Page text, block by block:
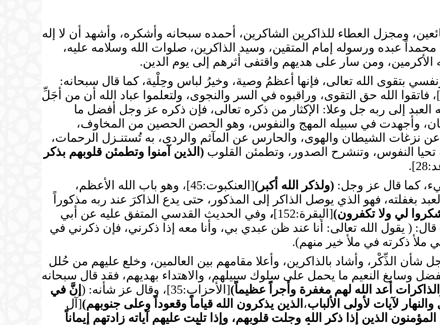
ومجزل العطاء للذاكرين الشاكرين، أحمده سبحانه وأشكره، وأشهد أن لا إله
محمداً عبده ورسوله إمام المتقين، وسيد الذاكرين، صلوات الله وسلامه عليه،
الأكرمين، ومن سار على هديهم واقتفى أثرهم إلى يوم الدين.
بتقوى الله تعالى، فإنها أعظمُ وصية، وخيرُ لباس وحِلْية، كما قال سبحانه:
[الأعراف:26]، فاتقوا الله حق التقوى، وراقبوه في السر والنجوى، ولتعلموا عباد الله أن من أجَلِّ
إلى ربه جل وعلا: الإكثار من ذكره تعالى، فإن ذكره عز وجل أفضل ما
وأجهدت في سبيله المهج والنفوس، وهو الحصن الحصين من المخاوف،
عن نزغات الشيطان والهوى، والحارس عن المآثم والردى، به تُستنـزل الرحمات،
تحيا النفوس، وتنشرح الصدور، وتطمئن القلوب ( الذين آمنوا وتطمئن قلوبهم بذكر
كما قال عز وجل: (ولذكر الله أكبر )
[العنكبوت:45]، وهو باب الله الأعظم،
بغفلته، فهو الذي يوصل الذاكر إلى المذكور، حتى يدع الذاكرَ عند ربه مذكوراً
لي ولا تكفرون)[البقرة:152] ، وفي الحديث القدسي المتفق عليه عن أبي
هريرة رضي الله عنه أن رسول الله e قال: ( يقول الله تعالى: أنا عند ظن عبدي بي، وأنا معه إذا ذكرني، فإن ذكرني في
ذكرته في ملأ خير منهم).
الذِّكْر، وأشاد بالذاكرين، وأعلا مقامهم بين العالمين، وخلع عليهم من حُلل
وسابغ النعيم ما يحمل على سلوك سبيلهم، والاهتداء بهديهم، فقد قال سبحانه
أعد الله لهم مغفرة وأجراً عظيماً)[الأحزاب:35]، وقال عز شأنه: (
إنَّ في
لآيات لأولى الألباب، الذين يذكرون الله قياماً وقعوداً وعلى جنوبهم)[آل
المؤمنون الذين إذا ذكر الله وجلت قلوبهم، وإذا تليت عليهم آياته زادتهم إيماناً